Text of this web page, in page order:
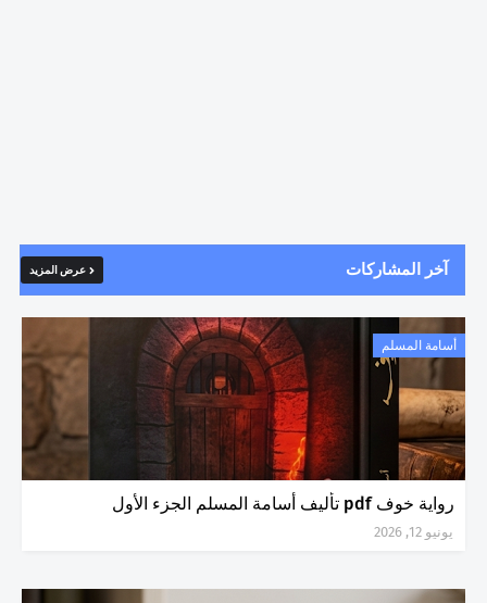
آخر المشاركات عرض المزيد
أسامة المسلم
رواية خوف pdf تأليف أسامة المسلم الجزء الأول
يونيو 12, 2026